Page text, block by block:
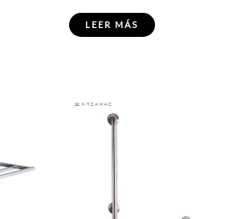
LEER MÁS